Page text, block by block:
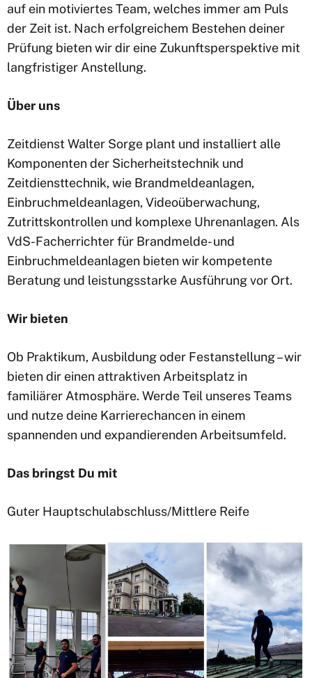
auf ein motiviertes Team, welches immer am Puls
der Zeit ist. Nach erfolgreichem Bestehen deiner
Prüfung bieten wir dir eine Zukunftsperspektive mit
langfristiger Anstellung.
Über uns
Zeitdienst Walter Sorge plant und installiert alle
Komponenten der Sicherheitstechnik und
Zeitdiensttechnik, wie Brandmeldeanlagen,
Einbruchmeldeanlagen, Videoüberwachung,
Zutrittskontrollen und komplexe Uhrenanlagen. Als
VdS-Facherrichter für Brandmelde- und
Einbruchmeldeanlagen bieten wir kompetente
Beratung und leistungsstarke Ausführung vor Ort.
Wir bieten
Ob Praktikum, Ausbildung oder Festanstellung – wir
bieten dir einen attraktiven Arbeitsplatz in
familiärer Atmosphäre. Werde Teil unseres Teams
und nutze deine Karrierechancen in einem
spannenden und expandierenden Arbeitsumfeld.
Das bringst Du mit
Guter Hauptschulabschluss/Mittlere Reife